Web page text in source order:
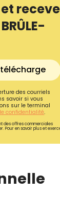
des courriels
savoir si vous
sur le terminal
confidentialité.
des offres commerciales
Pour en savoir plus et
de